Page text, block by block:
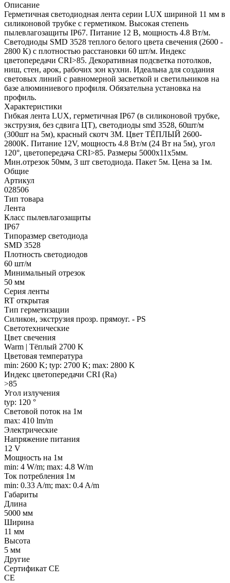
Описание
Герметичная светодиодная лента серии LUX шириной 11 мм в
силиконовой трубке с герметиком. Высокая степень
пылевлагозащиты IP67. Питание 12 В, мощность 4.8 Вт/м.
Светодиоды SMD 3528 теплого белого цвета свечения (2600 -
2800 К) с плотностью расстановки 60 шт/м. Индекс
цветопередачи CRI>85. Декоративная подсветка потолков,
ниш, стен, арок, рабочих зон кухни. Идеальна для создания
световых линий с равномерной засветкой и светильников на
базе алюминиевого профиля. Обязательна установка на
профиль.
Характеристики
Гибкая лента LUX, герметичная IP67 (в силиконовой трубке,
экструзия, без сдвига ЦТ), светодиоды smd 3528, 60шт/м
(300шт на 5м), красный скотч 3М. Цвет ТЁПЛЫЙ 2600-
2800K. Питание 12V, мощность 4.8 Вт/м (24 Вт на 5м), угол
120°, цветопередача CRI>85. Размеры 5000х11x5мм.
Мин.отрезок 50мм, 3 шт светодиода. Пакет 5м. Цена за 1м.
Общие
Артикул
028506
Тип товара
Лента
Класс пылевлагозащиты
IP67
Типоразмер светодиода
SMD 3528
Плотность светодиодов
60 шт/м
Минимальный отрезок
50 мм
Серия ленты
RT открытая
Тип герметизации
Силикон, экструзия прозр. прямоуг. - PS
Светотехнические
Цвет свечения
Warm | Тёплый 2700 K
Цветовая температура
min: 2600 K; typ: 2700 K; max: 2800 K
Индекс цветопередачи CRI (Ra)
>85
Угол излучения
typ: 120 °
Световой поток на 1м
max: 410 lm/m
Электрические
Напряжение питания
12 V
Мощность на 1м
min: 4 W/m; max: 4.8 W/m
Ток потребления 1м
min: 0.33 A/m; max: 0.4 A/m
Габариты
Длина
5000 мм
Ширина
11 мм
Высота
5 мм
Другие
Сертификат CE
CE